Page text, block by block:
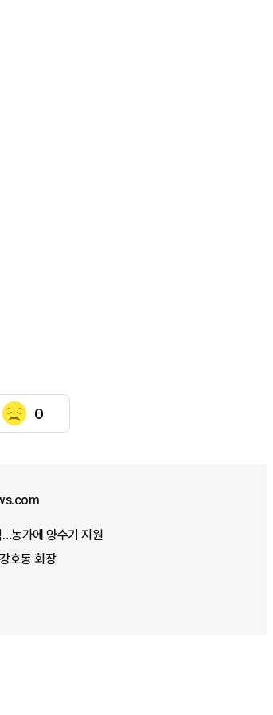
0
…농가에 양수기 지원
호동 회장